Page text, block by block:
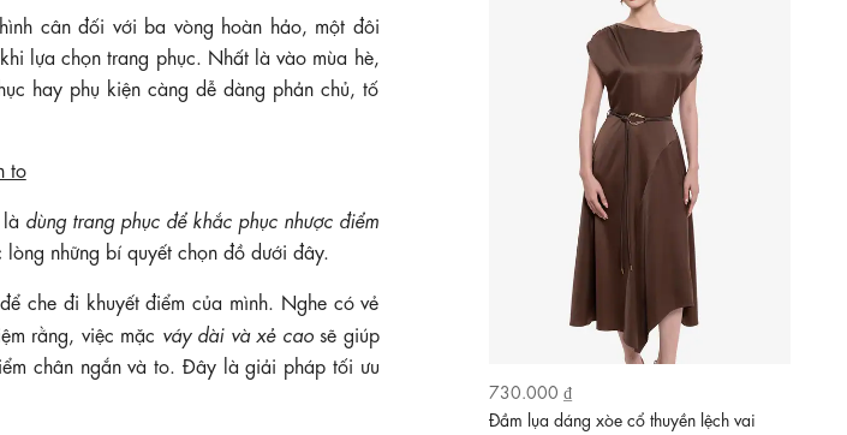
cân đối với ba vòng hoàn hảo, một đôi
lựa chọn trang phục. Nhất là vào mùa hè,
hay phụ kiện càng dễ dàng phản chủ, tố
dùng trang phục để khắc phục nhược điểm
lòng những bí quyết chọn đồ dưới đây.
che đi khuyết điểm của mình. Nghe có vẻ
rằng, việc mặc váy dài và xẻ caosẽ giúp
chân ngắn và to. Đây là giải pháp tối ưu